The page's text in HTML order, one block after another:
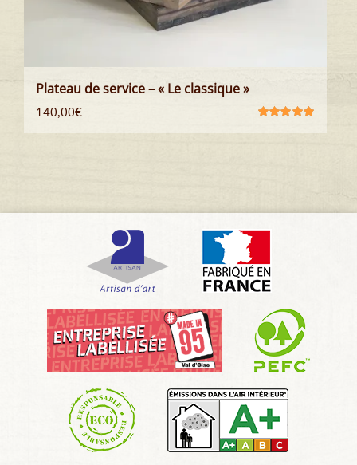
Plateau de service – « Le classique »
140,00€